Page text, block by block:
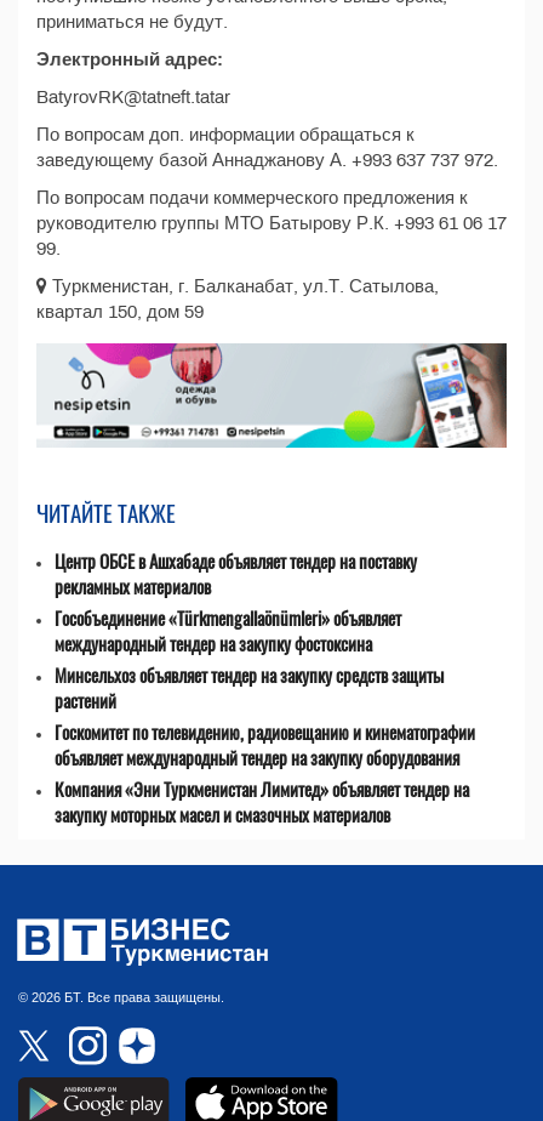
приниматься не будут.
Электронный адрес:
BatyrovRK@tatneft.tatar
По вопросам доп. информации обращаться к
заведующему базой Аннаджанову А. +993 637 737 972.
По вопросам подачи коммерческого предложения к
руководителю группы МТО Батырову Р.К. +993 61 06 17
99.
Туркменистан, г. Балканабат, ул.Т. Сатылова,
квартал 150, дом 59
ЧИТАЙТЕ ТАКЖЕ
Центр ОБСЕ в Ашхабаде объявляет тендер на поставку
рекламных материалов
Гособъединение «Türkmengallaönümleri» объявляет
международный тендер на закупку фостоксина
Минсельхоз объявляет тендер на закупку средств защиты
растений
Госкомитет по телевидению, радиовещанию и кинематографии
объявляет международный тендер на закупку оборудования
Компания «Эни Туркменистан Лимитед» объявляет тендер на
закупку моторных масел и смазочных материалов
© 2026 БТ. Все права защищены.